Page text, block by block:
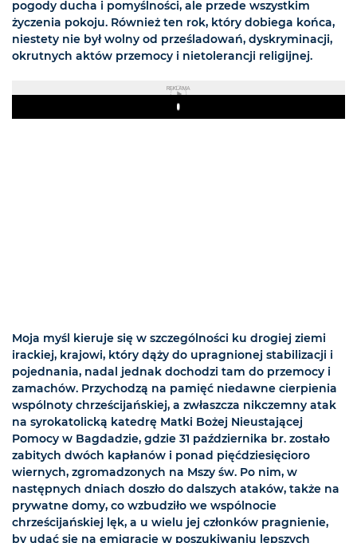
pogody ducha i pomyślności, ale przede wszystkim
życzenia pokoju. Również ten rok, który dobiega końca,
niestety nie był wolny od prześladowań, dyskryminacji,
okrutnych aktów przemocy i nietolerancji religijnej.
REKLAMA
Play
Moja myśl kieruje się w szczególności ku drogiej ziemi
irackiej, krajowi, który dąży do upragnionej stabilizacji i
pojednania, nadal jednak dochodzi tam do przemocy i
zamachów. Przychodzą na pamięć niedawne cierpienia
wspólnoty chrześcijańskiej, a zwłaszcza nikczemny atak
na syrokatolicką katedrę Matki Bożej Nieustającej
Pomocy w Bagdadzie, gdzie 31 października br. zostało
zabitych dwóch kapłanów i ponad pięćdziesięcioro
wiernych, zgromadzonych na Mszy św. Po nim, w
następnych dniach doszło do dalszych ataków, także na
prywatne domy, co wzbudziło we wspólnocie
chrześcijańskiej lęk, a u wielu jej członków pragnienie,
by udać się na emigrację w poszukiwaniu lepszych